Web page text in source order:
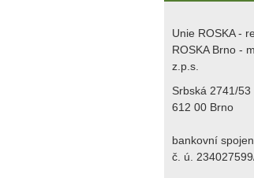
Unie ROSKA -
ROSKA Brno -
z.p.s.
Srbská 2741/53
612 00 Brno
bankovní
č. ú.